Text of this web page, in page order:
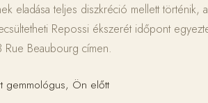
eladása teljes diszkréció mellett történik,
Repossi ékszerét időpont
Beaubourg címen.
gemmológus, Ön előtt